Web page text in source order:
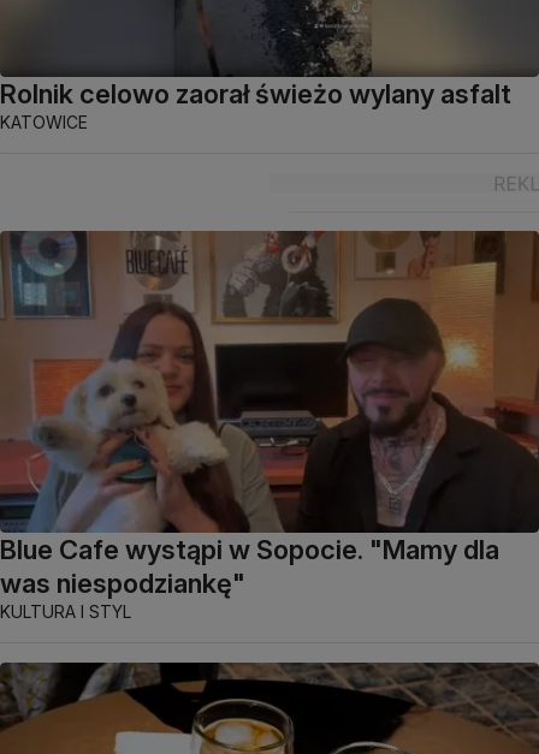
Rolnik celowo zaorał świeżo wylany asfalt
KATOWICE
Blue Cafe wystąpi w Sopocie. "Mamy dla
was niespodziankę"
KULTURA I STYL